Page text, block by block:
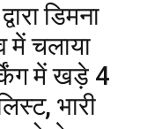
डिमना
में चलाया
में खड़े 4
भारी